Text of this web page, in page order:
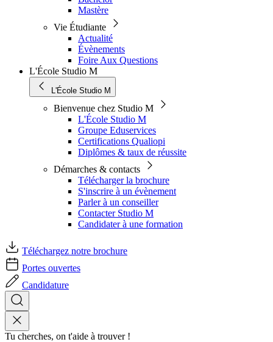
Mastère
Vie Étudiante
Actualité
Évènements
Foire Aux Questions
L'École Studio M
L'École Studio M
Bienvenue chez Studio M
L'École Studio M
Groupe Eduservices
Certifications Qualiopi
Diplômes & taux de réussite
Démarches & contacts
Télécharger la brochure
S'inscrire à un évènement
Parler à un conseiller
Contacter Studio M
Candidater à une formation
Téléchargez notre brochure
Portes ouvertes
Candidature
Tu cherches, on t'aide à trouver !